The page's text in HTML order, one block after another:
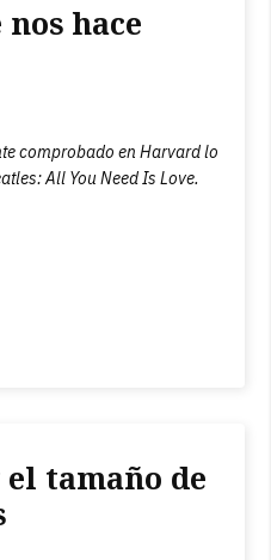
nos hace
comprobado en Harvard lo
All You Need Is Love.
tamaño de